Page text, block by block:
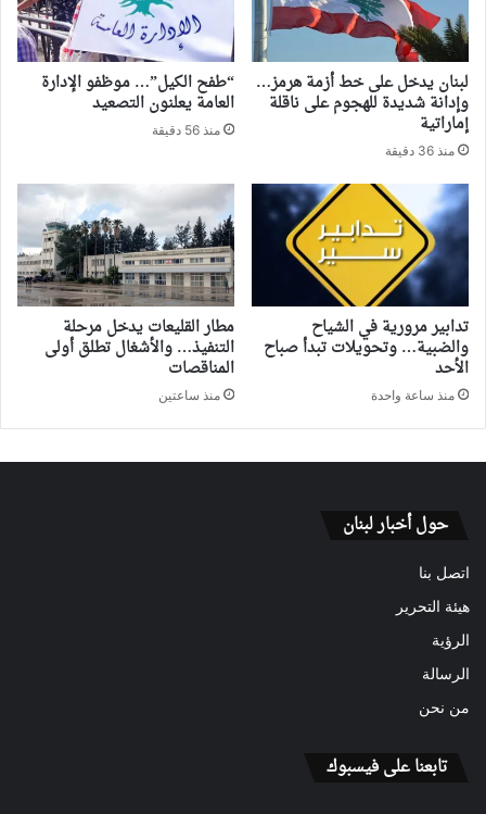
لبنان يدخل على خط أزمة هرمز…
وإدانة شديدة للهجوم على ناقلة
إماراتية
منذ 36 دقيقة
“طفح الكيل”… موظفو الإدارة
العامة يعلنون التصعيد
منذ 56 دقيقة
تدابير مرورية في الشياح
والضبية… وتحويلات تبدأ صباح
الأحد
منذ ساعة واحدة
مطار القليعات يدخل مرحلة
التنفيذ… والأشغال تطلق أولى
المناقصات
منذ ساعتين
حول أخبار لبنان
اتصل بنا
هيئة التحرير
الرؤية
الرسالة
من نحن
تابعنا على فيسبوك